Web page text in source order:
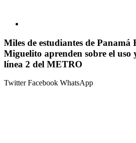
Miles de estudiantes de Panamá
Miguelito aprenden sobre el uso
línea 2 del METRO
TwitterFacebook WhatsApp